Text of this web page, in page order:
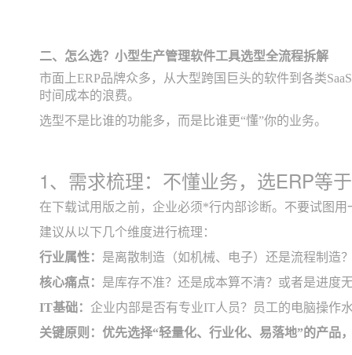
二、怎么选？小型生产管理软件工具选型全流程拆解
市面上ERP品牌众多，从大型跨国巨头的软件到各类
时间成本的浪费。
选型不是比谁的功能多，而是比谁更“懂”你的业务。
1、需求梳理：不懂业务，选ERP等
在下载试用版之前，企业必须*行内部诊断。不要试图
建议从以下几个维度进行梳理：
行业属性： 是离散制造（如机械、电子）还是流程制造
核心痛点： 是库存不准？还是成本算不清？或者是进度
IT基础： 企业内部是否有专业IT人员？员工的电脑操作
关键原则：优先选择“轻量化、行业化、易落地”的产品